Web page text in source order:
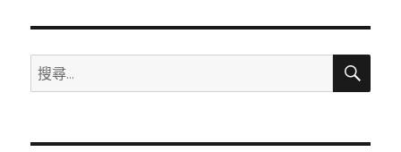
搜
尋
鍵
搜